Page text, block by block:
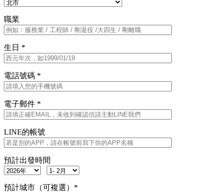
職業
生日 *
電話號碼 *
電子郵件 *
LINE的帳號
預計出發時間
預計城市（可複選）*